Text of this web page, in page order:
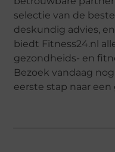
selectie van de
deskundig advies,
biedt Fitness24.nl
gezondheids- en
Bezoek vandaag
eerste stap naar